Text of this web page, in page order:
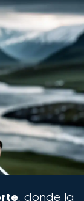
, donde la